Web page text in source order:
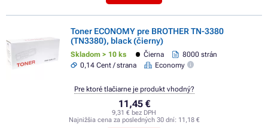
Toner ECONOMY pre BROTHER TN-3380
(TN3380), black (čierny)
Skladom > 10 ks Čierna
8000 strán
0,14 Cent / strana
Economy
11,45 €
9,31 € bez DPH
Najnižšia cena za posledných 30 dní: 11,18 €
Pre ktoré tlačiarne je produkt vhodný?